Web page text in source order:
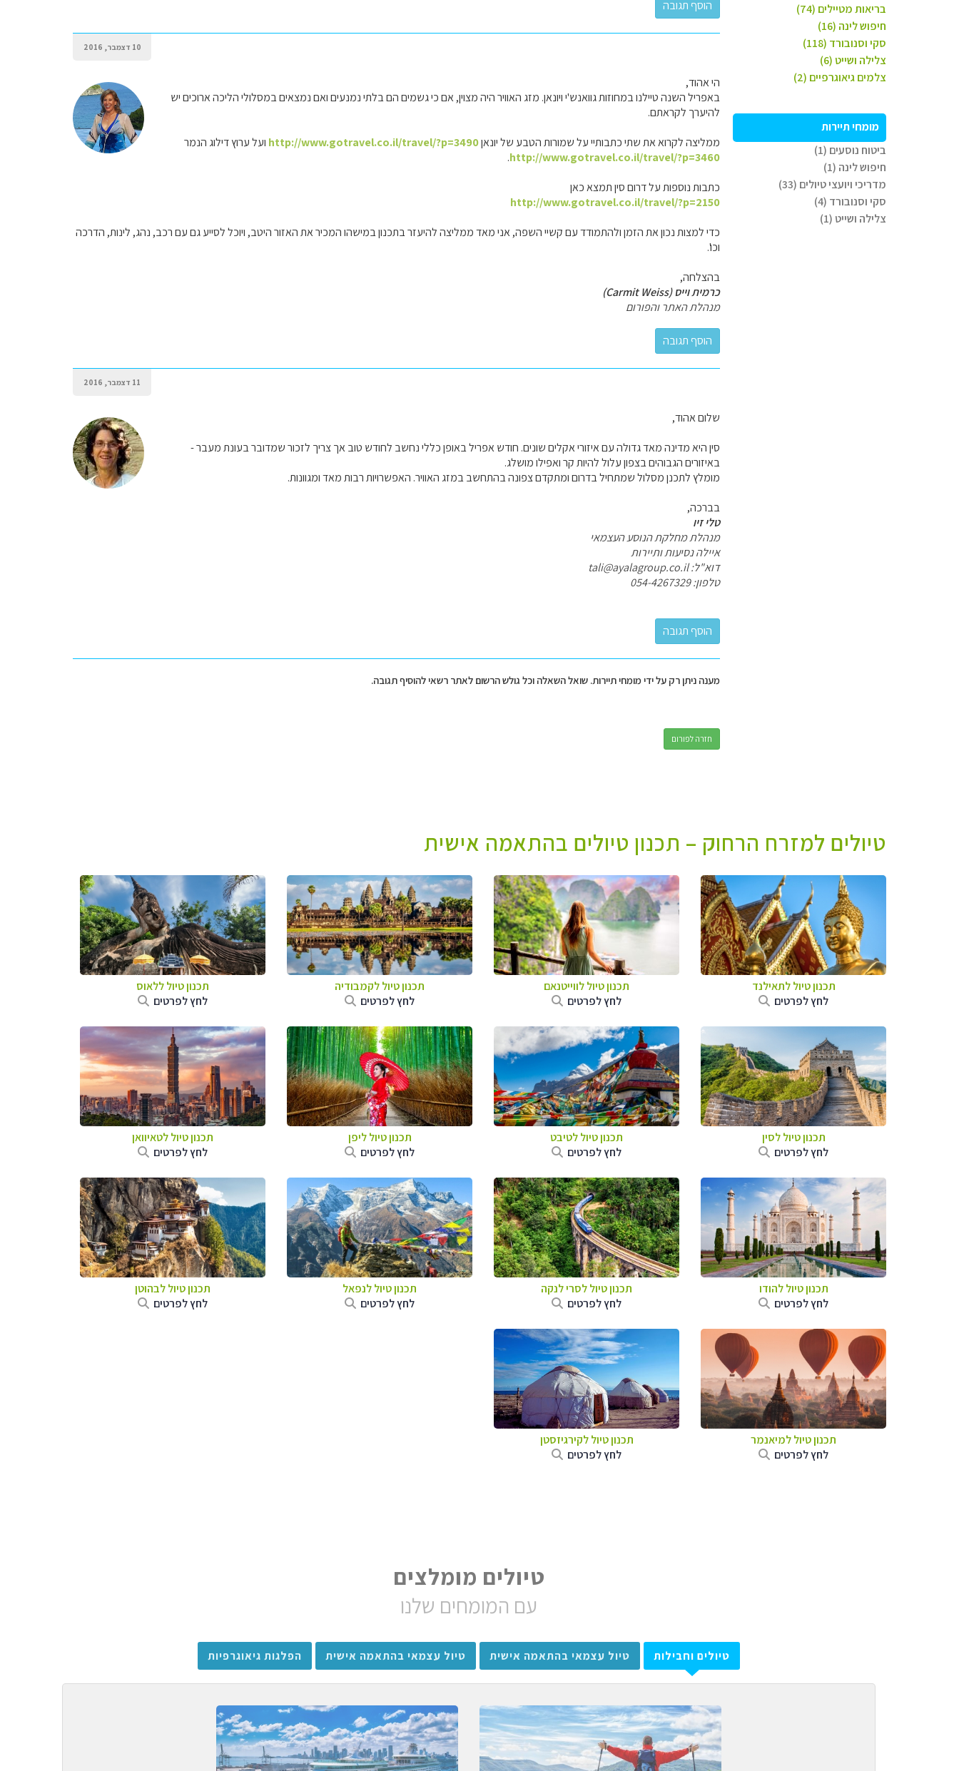
בריאות מטיילים (74)
חיפוש לינה (16)
סקי וסנובורד (118)
צלילה ושייט (6)
צלמים גיאוגרפיים (2)
מומחי תיירות
ביטוח נוסעים (1)
חיפוש לינה (1)
מדריכי ויועצי טיולים (33)
סקי וסנובורד (4)
צלילה ושייט (1)
10 דצמבר, 2016
הי אהוד,
באפריל השנה טיילנו במחוזות גוואנש'י ויונאן. מזג האוויר היה מצוין, אם כי גשמים הם בלתי נמנעים ואם נמצאים במסלולי הליכה ארוכים יש
להיערך לקראתם.
ממליצה לקרוא את שתי כתבותיי על שמורות הטבע של יונאןhttp://www.gotravel.co.il/travel/?p=3490 ועל ערוץ דילוג הנמר
http://www.gotravel.co.il/travel/?p=3460
.
כתבות נוספות על דרום סין תמצא כאן
http://www.gotravel.co.il/travel/?p=2150
כדי למצות נכון את הזמן ולהתמודד עם קשיי השפה, אני מאד ממליצה להיעזר בתכנון במישהו המכיר את האזור היטב, ויוכל לסייע גם עם רכב, נהג, לינות, הדרכה
וכו'.
בהצלחה,
כרמית וייס (Carmit Weiss)
מנהלת האתר והפורום
11 דצמבר, 2016
שלום אהוד,
סין היא מדינה מאד גדולה עם איזורי אקלים שונים. חודש אפריל באופן כללי נחשב לחודש טוב אך צריך לזכור שמדובר בעונת מעבר -
באיזורים הגבוהים בצפון עלול להיות קר ואפילו מושלג.
מומלץ לתכנן מסלול שמתחיל בדרום ומתקדם צפונה בהתחשב במזג האוויר. האפשרויות רבות מאד ומגוונות.
בברכה,
טלי זיו
מנהלת מחלקת הנוסע העצמאי
איילה נסיעות ותיירות
דוא"ל: tali@ayalagroup.co.il
טלפון: 054-4267329
מענה ניתן רק על ידי מומחי תיירות. שואל השאלה וכל גולש הרשום לאתר רשאי להוסיף תגובה.
חזרה לפורום
טיולים למזרח הרחוק – תכנון טיולים בהתאמה אישית
תכנון טיול לתאילנד
לחץ לפרטים
תכנון טיול לווייטנאם
לחץ לפרטים
תכנון טיוללקמבודיה
לחץ לפרטים
תכנון טיולללאוס
לחץ לפרטים
תכנון טיוללסין
לחץ לפרטים
תכנון טיוללטיבט
לחץ לפרטים
תכנון טיולליפן
לחץ לפרטים
תכנון טיוללטאיוואן
לחץ לפרטים
תכנון טיוללהודו
לחץ לפרטים
תכנון טיוללסרי לנקה
לחץ לפרטים
תכנון טיול לנפאל
לחץ לפרטים
תכנון טיול לבהוטן
לחץ לפרטים
תכנון טיוללמיאנמר
לחץ לפרטים
תכנון טיוללקירגיזסטן
לחץ לפרטים
טיולים מומלצים
עם המומחים שלנו
טיולים וחבילות טיול עצמאי בהתאמה אישית טיול עצמאי בהתאמה אישית הפלגות גיאוגרפיות